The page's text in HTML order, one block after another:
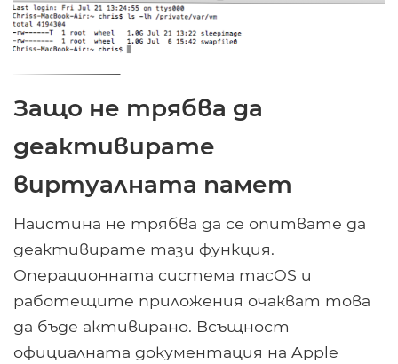
Защо не трябва да
деактивирате
виртуалната памет
Наистина не трябва да се опитвате да
деактивирате тази функция.
Операционната система macOS и
работещите приложения очакват това
да бъде активирано. Всъщност
официалната документация на Apple